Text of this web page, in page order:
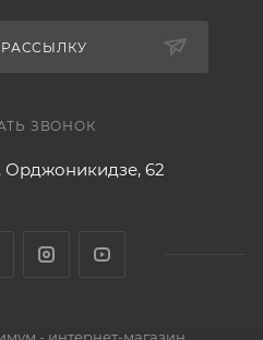
ЗВОНОК
Орджоникидзе, 62